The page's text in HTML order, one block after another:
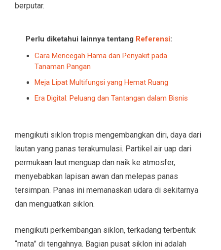
berputar.
Perlu diketahui lainnya tentang Referensi:
Cara Mencegah Hama dan Penyakit pada
Tanaman Pangan
Meja Lipat Multifungsi yang Hemat Ruang
Era Digital: Peluang dan Tantangan dalam Bisnis
mengikuti siklon tropis mengembangkan diri, daya dari
lautan yang panas terakumulasi. Partikel air uap dari
permukaan laut menguap dan naik ke atmosfer,
menyebabkan lapisan awan dan melepas panas
tersimpan. Panas ini memanaskan udara di sekitarnya
dan menguatkan siklon.
mengikuti perkembangan siklon, terkadang terbentuk
“mata” di tengahnya. Bagian pusat siklon ini adalah